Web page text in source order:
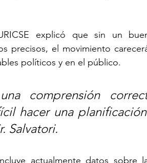
explicó que sin un
precisos, el movimiento
políticos y en el público.
comprensión
hacer una
Salvatori.
actualmente datos sobre